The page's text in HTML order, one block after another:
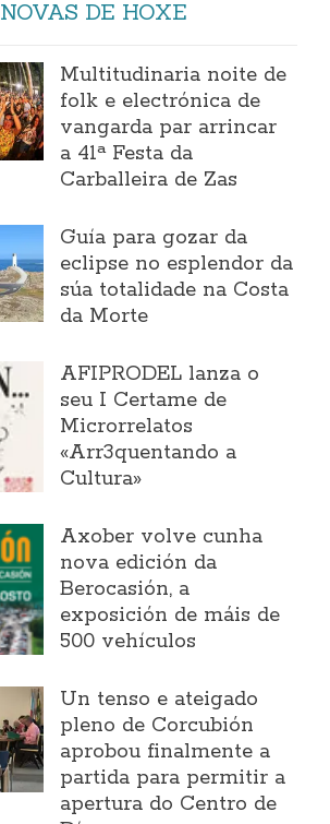
NOVAS DE HOXE
Multitudinaria noite de
folk e electrónica de
vangarda par arrincar
a 41ª Festa da
Carballeira de Zas
Guía para gozar da
eclipse no esplendor da
súa totalidade na Costa
da Morte
AFIPRODEL lanza o
seu I Certame de
Microrrelatos
«Arr3quentando a
Cultura»
Axober volve cunha
nova edición da
Berocasión, a
exposición de máis de
500 vehículos
Un tenso e ateigado
pleno de Corcubión
aprobou finalmente a
partida para permitir a
apertura do Centro de